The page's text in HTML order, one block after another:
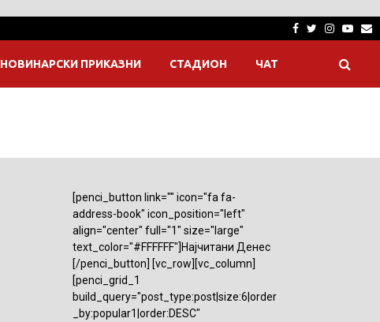
Facebook
Twitter
НОВИНАРСКИ ПРИКАЗНИ СТАДИОН ЧАТ
[penci_button link="" icon="fa fa-
address-book" icon_position="left"
align="center" full="1" size="large"
text_color="#FFFFFF"]Најчитани Денес
[/penci_button] [vc_row][vc_column]
[penci_grid_1
build_query="post_type:post|size:6|order
_by:popular1|order:DESC"